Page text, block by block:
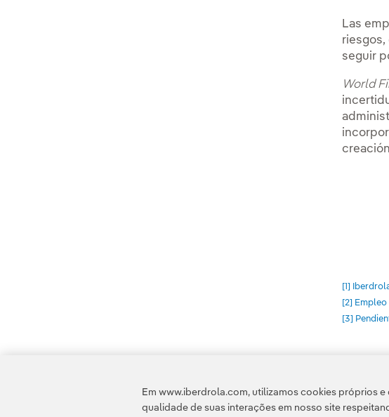
Las
seguir
World
[1]
[2]
[3]
Em www.iberdrola.com, utilizamos cookies próprios
qualidade de suas interações em nosso site